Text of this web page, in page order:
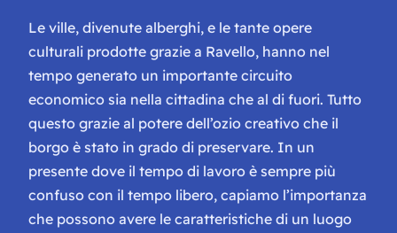
Le ville, divenute alberghi, e le tante opere
culturali prodotte grazie a Ravello, hanno nel
tempo generato un importante circuito
economico sia nella cittadina che al di fuori. Tutto
questo grazie al potere dell’ozio creativo che il
borgo è stato in grado di preservare. In un
presente dove il tempo di lavoro è sempre più
confuso con il tempo libero, capiamo l’importanza
che possono avere le caratteristiche di un luogo